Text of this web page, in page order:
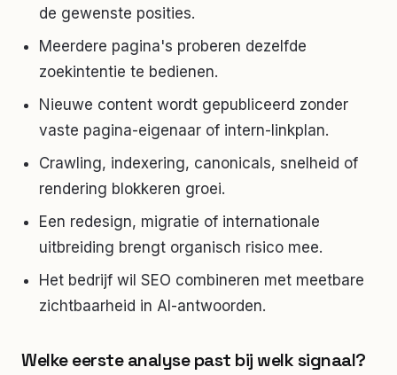
de gewenste posities.
Meerdere pagina's proberen dezelfde
zoekintentie te bedienen.
Nieuwe content wordt gepubliceerd zonder
vaste pagina-eigenaar of intern-linkplan.
Crawling, indexering, canonicals, snelheid of
rendering blokkeren groei.
Een redesign, migratie of internationale
uitbreiding brengt organisch risico mee.
Het bedrijf wil SEO combineren met meetbare
zichtbaarheid in AI-antwoorden.
Welke eerste analyse past bij welk signaal?